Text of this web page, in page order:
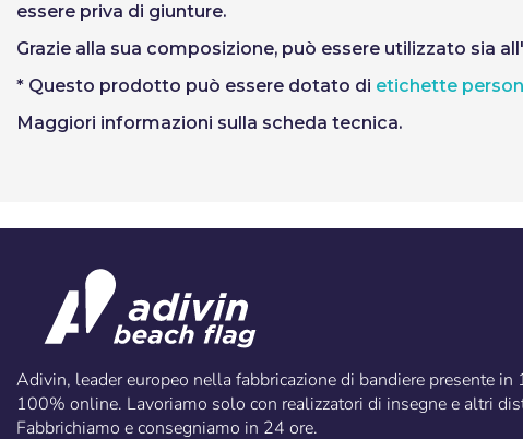
essere priva di giunture.
Grazie alla sua composizione, può essere utilizzato sia
* Questo prodotto può essere dotato di etichette
Maggiori informazioni sulla scheda tecnica.
Adivin, leader europeo nella fabbricazione di bandiere presente in
100% online. Lavoriamo solo con realizzatori di insegne e altri
Fabbrichiamo e consegniamo in 24 ore.